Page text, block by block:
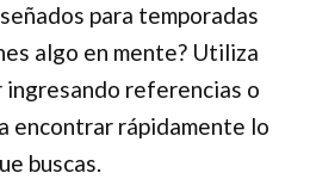
para temporadas
algo en mente? Utiliza
ingresando referencias o
encontrar rápidamente lo
buscas.